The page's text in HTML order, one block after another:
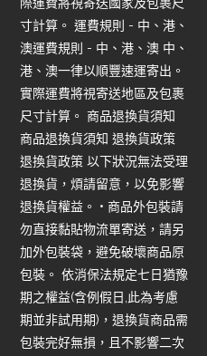
際運費將視寄送國家及包裹尺
寸計算。 運費規則 - 中、港、
澳運費規則 - 中、港、澳 中、
港、澳一律以順豐速運寄出。
實際運費將視寄送地區及包裹
尺寸計算。 商品退換貨須知
商品退換貨須知 退換貨政策
退換貨政策 以下狀況無法受理
退換貨，煩請留意，以免影響
退換貨權益。 • 商品外包裝請
勿直接黏貼物流單寄送，請另
加外包裝袋，避免破壞商品原
包裝。 依消保法規定七日猶豫
期之權益(含例假日,此為考慮
期並非試用期)，退換貨商品需
包裝完好無損，且不影響二次